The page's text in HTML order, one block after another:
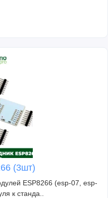
(3шт)
ESP8266 (esp-07, esp-
к станда..